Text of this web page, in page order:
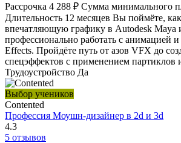
Рассрочка 4 288 ₽ Сумма минимального
Длительность 12 месяцев Вы поймёте, как
впечатляющую графику в Autodesk Maya
профессионально работать с анимацией
Effects. Пройдёте путь от азов VFX до
спецэффектов с применением партиклов
Трудоустройство Да
Выбор учеников
Contented
Профессия Моушн-дизайнер в 2d и 3d
4.3
5 отзывов